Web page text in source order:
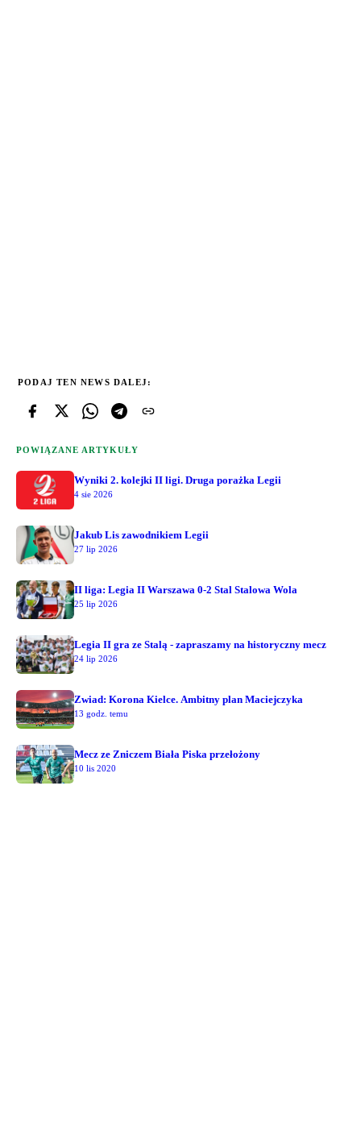
PODAJ TEN NEWS DALEJ:
POWIĄZANE ARTYKUŁY
Wyniki 2. kolejki II ligi. Druga porażka Legii
4 sie 2026
Jakub Lis zawodnikiem Legii
27 lip 2026
II liga: Legia II Warszawa 0-2 Stal Stalowa Wola
25 lip 2026
Legia II gra ze Stalą - zapraszamy na historyczny mecz
24 lip 2026
Zwiad: Korona Kielce. Ambitny plan Maciejczyka
13 godz. temu
Mecz ze Zniczem Biała Piska przełożony
10 lis 2020